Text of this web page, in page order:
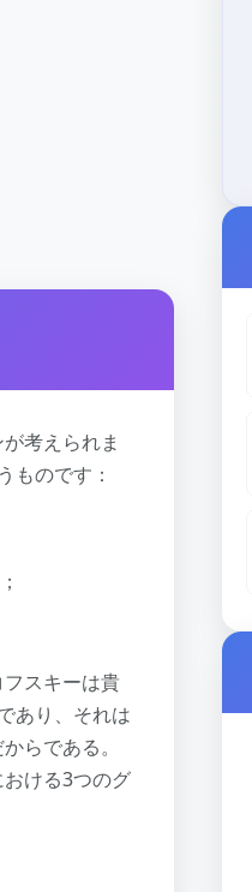
考えられま
ものです：
スキーは貴
あり、それは
らである。
ける3つのグ